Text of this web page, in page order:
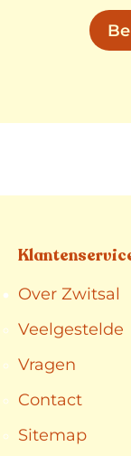
Over Zwitsal
Veelgestelde
Vragen
Contact
Sitemap